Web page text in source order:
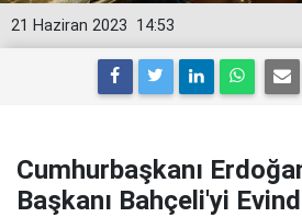
14:53
21 Haziran 2023
Cumhurbaşkanı
Başkanı Bahçeli'yi